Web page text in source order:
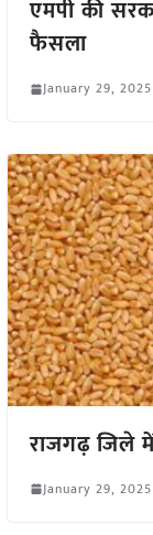
एमपी की
फैसला
January 29, 2025
राजगढ़ जिले में
January 29, 2025